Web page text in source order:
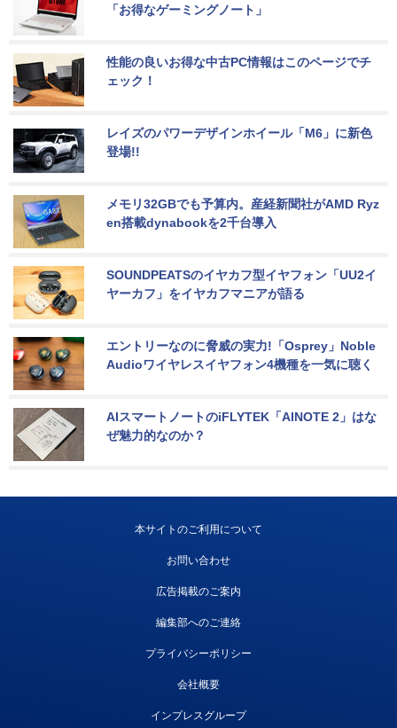
「お得なゲーミングノート」
性能の良いお得な中古PC情報はこのページでチ
ェック！
レイズのパワーデザインホイール「M6」に新色
登場!!
メモリ32GBでも予算内。産経新聞社がAMD Ryz
en搭載dynabookを2千台導入
SOUNDPEATSのイヤカフ型イヤフォン「UU2イ
ヤーカフ」をイヤカフマニアが語る
エントリーなのに脅威の実力!「Osprey」Noble
Audioワイヤレスイヤフォン4機種を一気に聴く
AIスマートノートのiFLYTEK「AINOTE 2」はな
ぜ魅力的なのか？
本サイトのご利用について
お問い合わせ
広告掲載のご案内
編集部へのご連絡
プライバシーポリシー
会社概要
インプレスグループ